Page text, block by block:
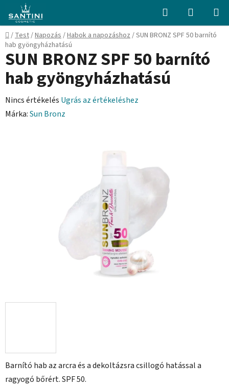
fő
tartalomhoz
Keresés KOSÁR
Kezdőlap
/Test/Napozás/Habok a napozáshoz/SUN BRONZ SPF 50 barnító
hab gyöngyházhatású
Barnító hab az arcra és a dekoltázsra csillogó hatással a
ragyogó bőrért. SPF 50.
SUN BRONZ SPF 50 barnító
hab gyöngyházhatású
A
termék
Nincs értékelés Ugrás az értékeléshez
Márka:Sun Bronz